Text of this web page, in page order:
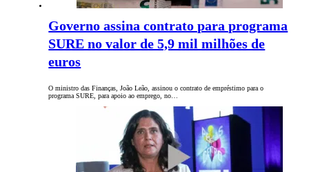
Governo assina contrato para programa
SURE no valor de 5,9 mil milhões de
euros
O ministro das Finanças, João Leão, assinou o contrato de empréstimo para o
programa SURE, para apoio ao emprego, no…